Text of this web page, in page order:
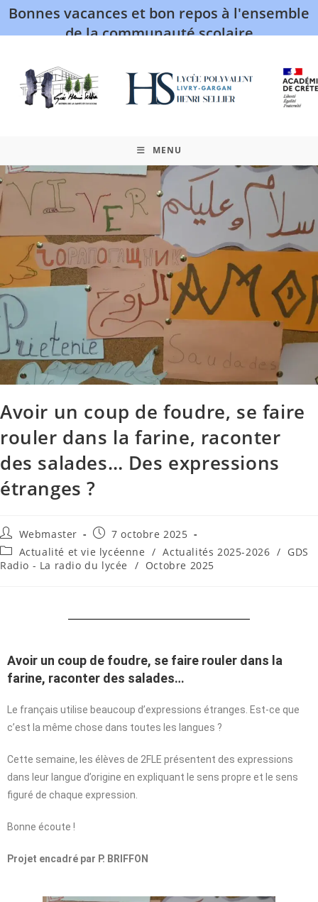
Bonnes vacances et bon repos à l'ensemble
de la communauté scolaire
MENU
Avoir un coup de foudre, se faire
rouler dans la farine, raconter
des salades… Des expressions
étranges ?
Webmaster
7 octobre 2025
Actualité et vie lycéenne / Actualités 2025-2026 / GDS
Radio - La radio du lycée
/ Octobre 2025
Avoir un coup de foudre, se faire rouler dans la
farine, raconter des salades…
Le français utilise beaucoup d’expressions étranges. Est-ce que
c’est la même chose dans toutes les langues ?
Cette semaine, les élèves de 2FLE présentent des expressions
dans leur langue d’origine en expliquant le sens propre et le sens
figuré de chaque expression.
Bonne écoute !
Projet encadré par P. BRIFFON